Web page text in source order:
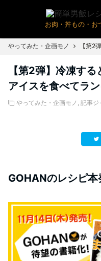
お肉・丼もの・お
やってみた・企画モノ
【第2弾】冷凍す
アイスを食べてラ
やってみた・企画モノ , 記事ジ
GOHANのレシピ本